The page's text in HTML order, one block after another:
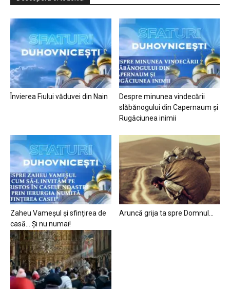
Învierea Fiului văduvei din Nain
Despre minunea vindecării
slăbănogului din Capernaum și
Rugăciunea inimii
Zaheu Vameșul și sfințirea de
casă… Și nu numai!
Aruncă grija ta spre Domnul…